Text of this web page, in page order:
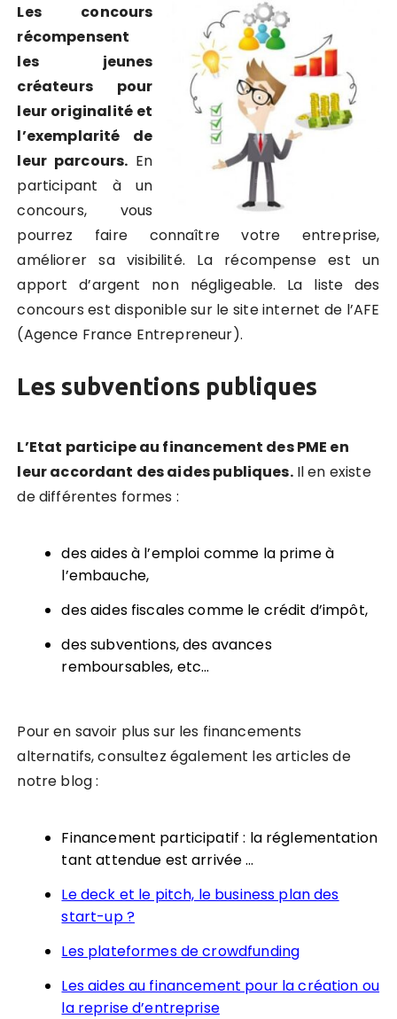
Les concours
récompensent
les jeunes
créateurs pour
leur originalité et
l’exemplarité de
leur parcours. En
participant à un
concours, vous
pourrez faire connaître votre entreprise,
améliorer sa visibilité. La récompense est un
apport d’argent non négligeable. La liste des
concours est disponible sur le site internet de l’AFE
(Agence France Entrepreneur).
Les subventions publiques
L’Etat participe au financement des PME en
leur accordant des aides publiques.Il en existe
de différentes formes :
des aides à l’emploi comme la prime à
l’embauche,
des aides fiscales comme le crédit d’impôt,
des subventions, des avances
remboursables, etc…
Pour en savoir plus sur les financements
alternatifs, consultez également les articles de
notre blog :
Financement participatif : la réglementation
tant attendue est arrivée …
Le deck et le pitch, le business plan des
start-up ?
Les plateformes de crowdfunding
Les aides au financement pour la création ou
la reprise d’entreprise